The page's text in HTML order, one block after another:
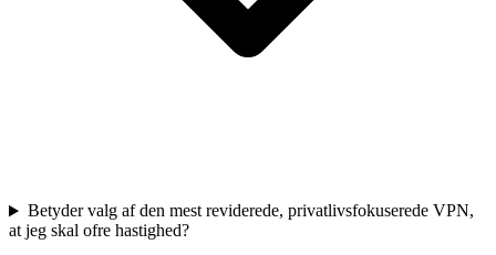
Betyder valg af den mest reviderede, privatlivsfokuserede VPN,
at jeg skal ofre hastighed?